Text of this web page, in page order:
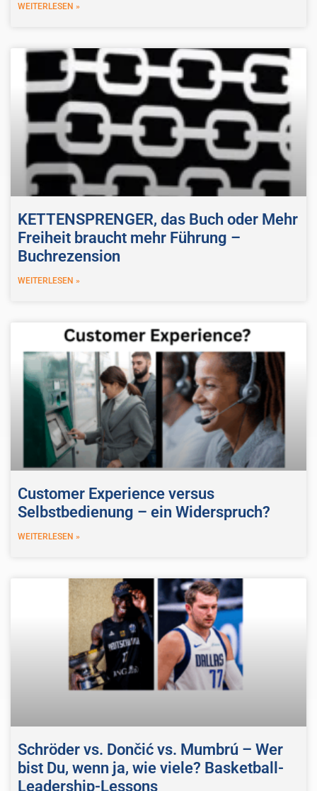
WEITERLESEN »
KETTENSPRENGER, das Buch oder Mehr
Freiheit braucht mehr Führung –
Buchrezension
WEITERLESEN »
Customer Experience versus
Selbstbedienung – ein Widerspruch?
WEITERLESEN »
Schröder vs. Dončić vs. Mumbrú – Wer
bist Du, wenn ja, wie viele? Basketball-
Leadership-Lessons